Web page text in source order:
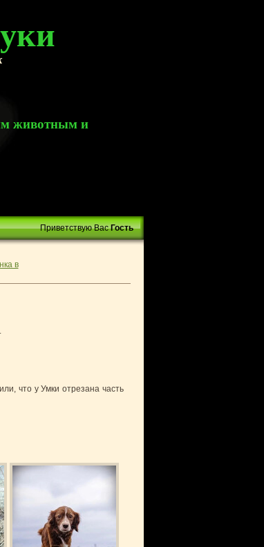
животным и
Приветствую Вас Гость
в
что у Умки отрезана часть